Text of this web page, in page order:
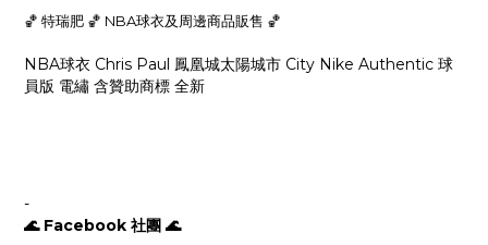
🏀 特瑞肥 🏀 NBA球衣及周邊商品販售 🏀
NBA球衣 Chris Paul 鳳凰城太陽城市 City Nike Authentic 球
員版 電繡 含贊助商標 全新
-
🌊 Facebook 社團 🌊